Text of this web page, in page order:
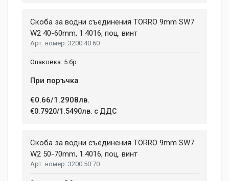
Скоба за водни съединения TORRО 9mm SW7
W2 40-60mm, 1.4016, поц. винт
3200 40 60
5 бр.
При поръчка
€0.66/1.2908лв.
€0.7920/1.5490лв. с ДДС
Скоба за водни съединения TORRО 9mm SW7
W2 50-70mm, 1.4016, поц. винт
3200 50 70